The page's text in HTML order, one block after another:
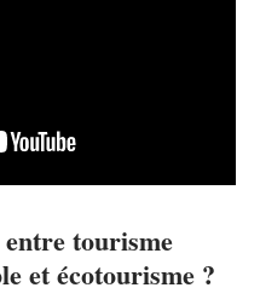
tourisme
et écotourisme ?